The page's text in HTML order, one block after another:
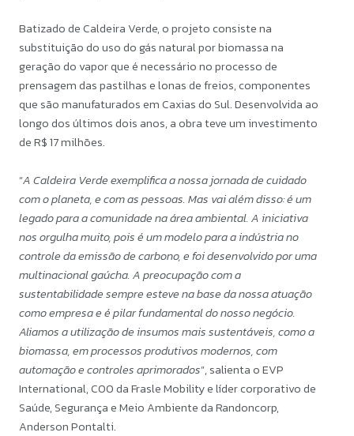
Batizado de Caldeira Verde, o projeto consiste na
substituição do uso do gás natural por biomassa na
geração do vapor que é necessário no processo de
prensagem das pastilhas e lonas de freios, componentes
que são manufaturados em Caxias do Sul. Desenvolvida ao
longo dos últimos dois anos, a obra teve um investimento
de R$ 17 milhões.
“A Caldeira Verde exemplifica a nossa jornada de cuidado
com o planeta, e com as pessoas. Mas vai além disso: é um
legado para a comunidade na área ambiental. A iniciativa
nos orgulha muito, pois é um modelo para a indústria no
controle da emissão de carbono, e foi desenvolvido por uma
multinacional gaúcha. A preocupação com a
sustentabilidade sempre esteve na base da nossa atuação
como empresa e é pilar fundamental do nosso negócio.
Aliamos a utilização de insumos mais sustentáveis, como a
biomassa, em processos produtivos modernos, com
automação e controles aprimorados”, salienta o EVP
International, COO da Frasle Mobility e líder corporativo de
Saúde, Segurança e Meio Ambiente da Randoncorp,
Anderson Pontalti.